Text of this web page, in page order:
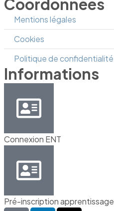
Coordonnées
Mentions légales
Cookies
Politique de confidentialité
Informations
Connexion ENT
Pré-inscription apprentissage